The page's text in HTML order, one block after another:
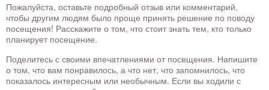
Пожалуйста, оставьте подробный отзыв или комментарий,
чтобы другим людям было проще принять решение по поводу
посещения! Расскажите о том, что стоит знать тем, кто только
планирует посещение.
Поделитесь с своими впечатлениями от посещения. Напишите
о том, что вам понравилось, а что нет, что запомнилось, что
показалось интересным или необычным. Если вы ходили с